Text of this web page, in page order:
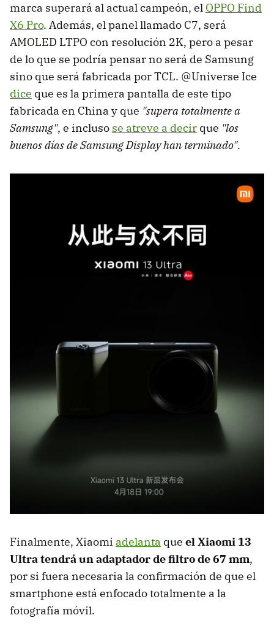
marca superará al actual campeón, el OPPO Find
X6 Pro. Además, el panel llamado C7, será
AMOLED LTPO con resolución 2K, pero a pesar
de lo que se podría pensar no será de Samsung
sino que será fabricada por TCL. @Universe Ice
dice que es la primera pantalla de este tipo
fabricada en China y que "supera totalmente a
Samsung", e incluso se atreve a decir que "los
buenos días de Samsung Display han terminado".
Finalmente, Xiaomi adelanta que el Xiaomi 13
Ultra tendrá un adaptador de filtro de 67 mm,
por si fuera necesaria la confirmación de que el
smartphone está enfocado totalmente a la
fotografía móvil.